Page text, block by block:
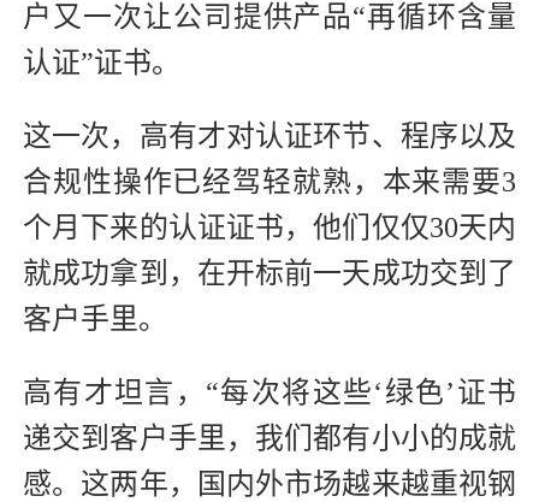
户又一次让公司提供产品“再循环含量
认证”证书。
这一次，高有才对认证环节、程序以及
合规性操作已经驾轻就熟，本来需要3
个月下来的认证证书，他们仅仅30天内
就成功拿到，在开标前一天成功交到了
客户手里。
高有才坦言，“每次将这些‘绿色’证书
递交到客户手里，我们都有小小的成就
感。这两年，国内外市场越来越重视钢